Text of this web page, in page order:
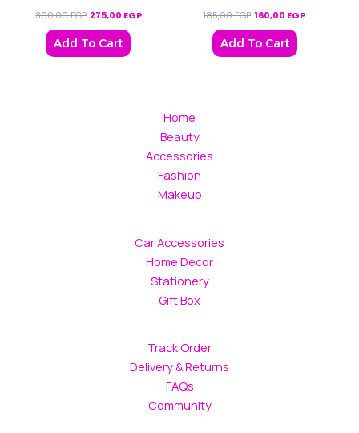
300,00EGP 275,00 EGP
Add To Cart
185,00EGP 160,00 EGP
Add To Cart
Home
Beauty
Accessories
Fashion
Makeup
Car Accessories
Home Decor
Stationery
Gift Box
Track Order
Delivery & Returns
FAQs
Community